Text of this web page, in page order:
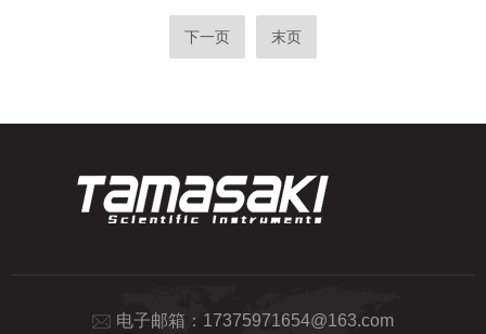
下一页 末页
电子邮箱： 17375971654@163.com